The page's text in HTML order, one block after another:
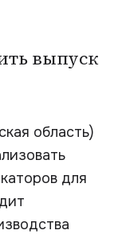
выпуск
область)
для